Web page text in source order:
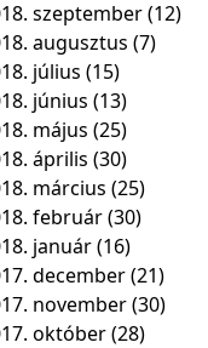
szeptember(12)
augusztus (7)
július (15)
június (13)
május (25)
április (30)
március (25)
február(30)
január(16)
december(21)
november(30)
október(28)